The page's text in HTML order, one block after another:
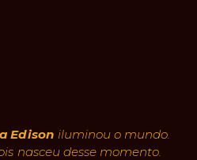
Edison iluminou o mundo.
nasceu desse momento.